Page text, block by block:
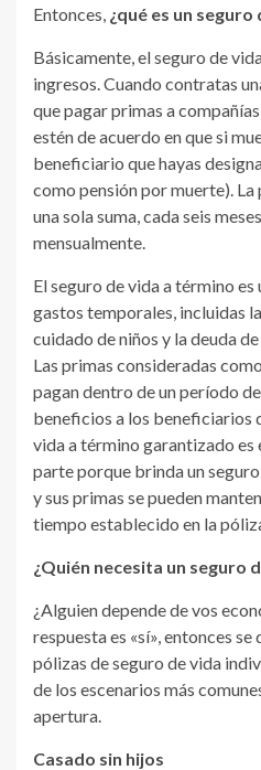
Entonces, ¿qué es un seguro
Básicamente, el seguro de
ingresos. Cuando contratas
que pagar primas a
estén de acuerdo en que si
beneficiario que hayas
como pensión por muerte). La
una sola suma, cada seis
mensualmente.
El seguro de vida a término
gastos temporales, incluidas
cuidado de niños y la deuda
Las primas consideradas
pagan dentro de un período
beneficios a los beneficiarios
vida a término garantizado es
parte porque brinda un
y sus primas se pueden
tiempo establecido en la
¿Quién necesita un seguro
¿Alguien depende de vos
respuesta es «sí», entonces
pólizas de seguro de vida
de los escenarios más
apertura.
Casado sin hijos